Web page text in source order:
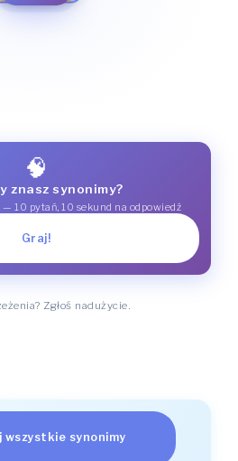
🧠
znasz synonimy?
— 10 pytań, 10 sekund na odpowiedź
Graj!
Zgłoś nadużycie.
wszystkie synonimy